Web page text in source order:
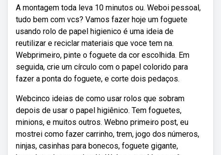
A montagem toda leva 10 minutos ou. Weboi pessoal,
tudo bem com vcs? Vamos fazer hoje um foguete
usando rolo de papel higienico é uma ideia de
reutilizar e reciclar materiais que voce tem na.
Webprimeiro, pinte o foguete da cor escolhida. Em
seguida, crie um círculo com o papel colorido para
fazer a ponta do foguete, e corte dois pedaços.
Webcinco ideias de como usar rolos que sobram
depois de usar o papel higiênico. Tem foguetes,
minions, e muitos outros. Webno primeiro post, eu
mostrei como fazer carrinho, trem, jogo dos números,
ninjas, casinhas para bonecos, foguete gigante,